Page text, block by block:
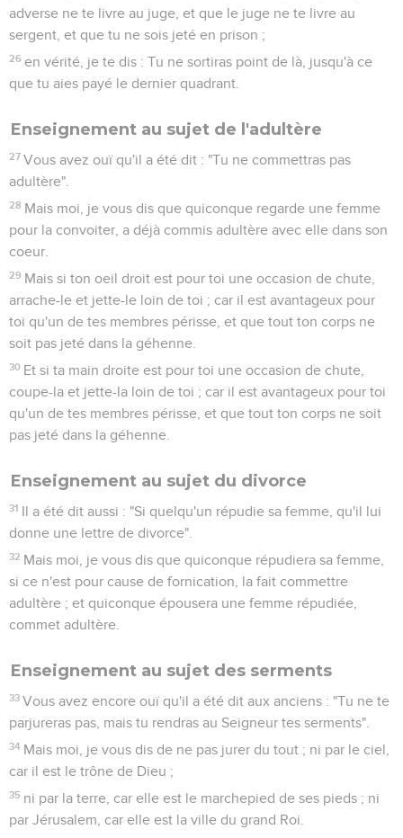
adverse ne te livre au juge, et que le juge ne te livre au
sergent, et que tu ne sois jeté en prison ;
26 en vérité, je te dis : Tu ne sortiras point de là, jusqu'à ce
que tu aies payé le dernier quadrant.
Enseignement au sujet de l'adultère
27 Vous avez ouï qu'il a été dit : "Tu ne commettras pas
adultère".
28 Mais moi, je vous dis que quiconque regarde une femme
pour la convoiter, a déjà commis adultère avec elle dans son
coeur.
29 Mais si ton oeil droit est pour toi une occasion de chute,
arrache-le et jette-le loin de toi ; car il est avantageux pour
toi qu'un de tes membres périsse, et que tout ton corps ne
soit pas jeté dans la géhenne.
30 Et si ta main droite est pour toi une occasion de chute,
coupe-la et jette-la loin de toi ; car il est avantageux pour toi
qu'un de tes membres périsse, et que tout ton corps ne soit
pas jeté dans la géhenne.
Enseignement au sujet du divorce
31 Il a été dit aussi : "Si quelqu'un répudie sa femme, qu'il lui
donne une lettre de divorce".
32 Mais moi, je vous dis que quiconque répudiera sa femme,
si ce n'est pour cause de fornication, la fait commettre
adultère ; et quiconque épousera une femme répudiée,
commet adultère.
Enseignement au sujet des serments
33 Vous avez encore ouï qu'il a été dit aux anciens : "Tu ne te
parjureras pas, mais tu rendras au Seigneur tes serments".
34 Mais moi, je vous dis de ne pas jurer du tout ; ni par le ciel,
car il est le trône de Dieu ;
35 ni par la terre, car elle est le marchepied de ses pieds ; ni
par Jérusalem, car elle est la ville du grand Roi.